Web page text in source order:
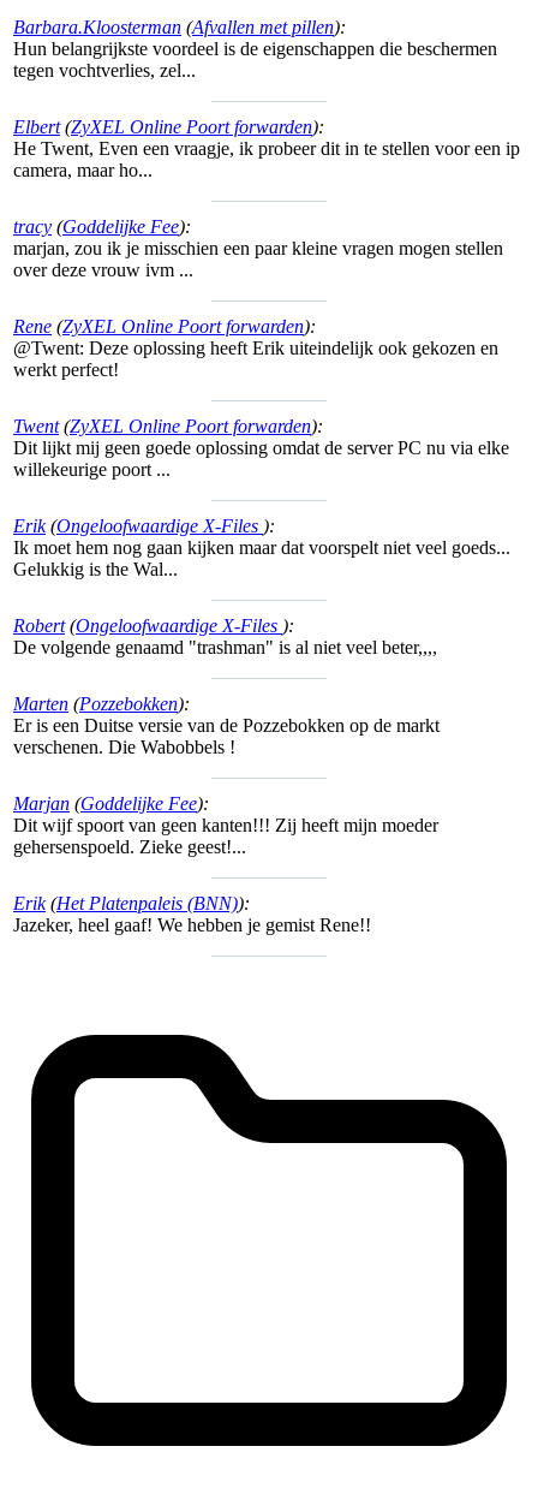
Barbara.Kloosterman (Afvallen met pillen):
Hun belangrijkste voordeel is de eigenschappen die beschermen
tegen vochtverlies, zel...
Elbert(ZyXEL Online Poort forwarden):
He Twent, Even een vraagje, ik probeer dit in te stellen voor een ip
camera, maar ho...
tracy (Goddelijke Fee):
marjan, zou ik je misschien een paar kleine vragen mogen stellen
over deze vrouw ivm ...
Rene (ZyXEL Online Poort forwarden):
@Twent: Deze oplossing heeft Erik uiteindelijk ook gekozen en
werkt perfect!
Twent(ZyXEL Online Poort forwarden):
Dit lijkt mij geen goede oplossing omdat de server PC nu via elke
willekeurige poort ...
Erik(Ongeloofwaardige X-Files ):
Ik moet hem nog gaan kijken maar dat voorspelt niet veel goeds...
Gelukkig is the Wal...
Robert(Ongeloofwaardige X-Files ):
De volgende genaamd "trashman" is al niet veel beter,,,,
Marten (Pozzebokken):
Er is een Duitse versie van de Pozzebokken op de markt
verschenen. Die Wabobbels !
Marjan (Goddelijke Fee):
Dit wijf spoort van geen kanten!!! Zij heeft mijn moeder
gehersenspoeld. Zieke geest!...
Erik(Het Platenpaleis (BNN)):
Jazeker, heel gaaf! We hebben je gemist Rene!!